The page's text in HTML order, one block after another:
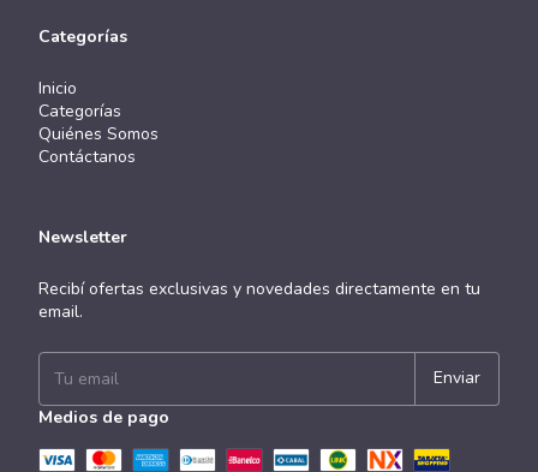
Categorías
Inicio
Categorías
Quiénes Somos
Contáctanos
Newsletter
Recibí ofertas exclusivas y novedades directamente en tu
email.
Medios de pago